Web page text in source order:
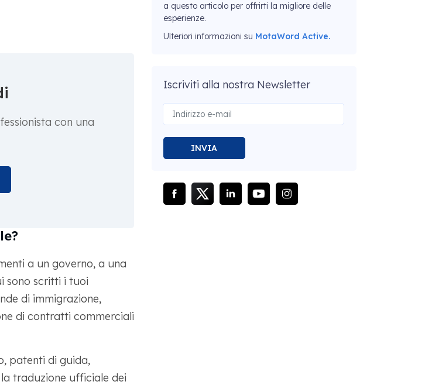
con una
a un governo, a una
sono scritti i tuoi
di immigrazione,
di contratti commerciali
patenti di guida,
traduzione ufficiale dei
a questo articolo per offrirti la migliore delle
esperienze.
Ulteriori informazioni su MotaWord Active.
Iscriviti alla nostra Newsletter
INVIA